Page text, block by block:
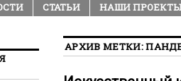
СТАТЬИ НАШИ
АРХИВ МЕТКИ: